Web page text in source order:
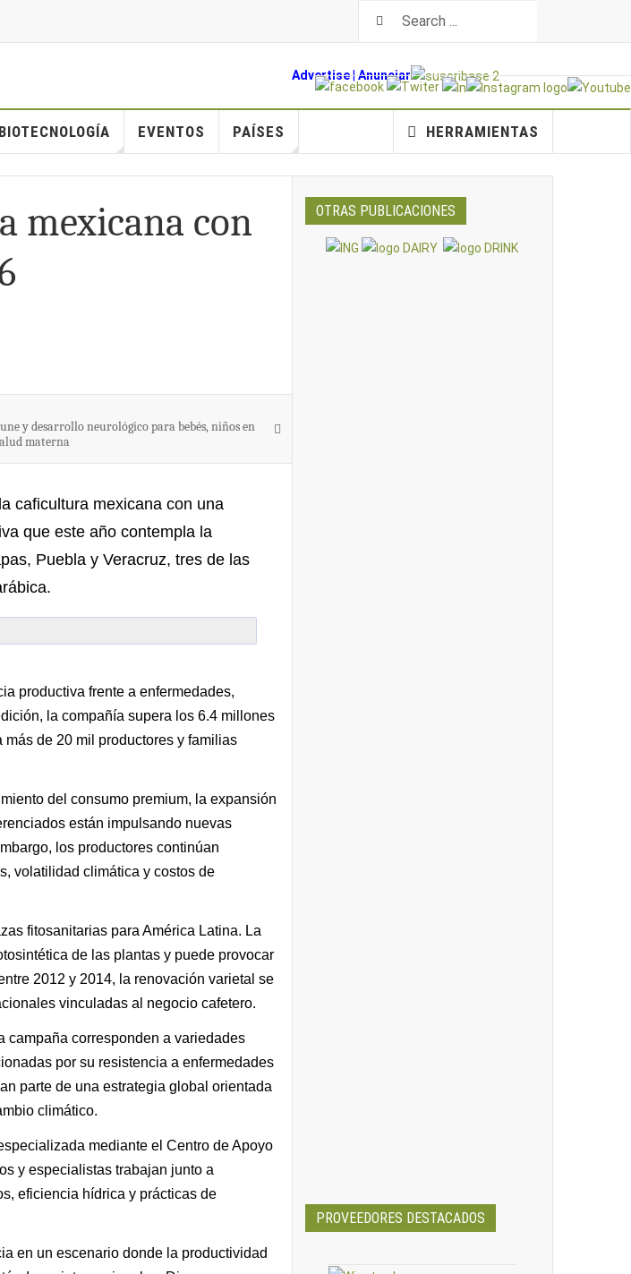
Advertise|Anunciar
BIOTECNOLOGÍA EVENTOS PAÍSES HERRAMIENTAS
mexicana con
y desarrollo neurológico para bebés, niños en
materna
caficultura mexicana con una
que este año contempla la
Puebla y Veracruz, tres de las
productiva frente a enfermedades,
la compañía supera los 6.4 millones
de 20 mil productores y familias
del consumo premium, la expansión
están impulsando nuevas
los productores continúan
volatilidad climática y costos de
fitosanitarias para América Latina. La
de las plantas y puede provocar
2012 y 2014, la renovación varietal se
vinculadas al negocio cafetero.
campaña corresponden a variedades
por su resistencia a enfermedades
parte de una estrategia global orientada
climático.
mediante el Centro de Apoyo
y especialistas trabajan junto a
eficiencia hídrica y prácticas de
en un escenario donde la productividad
OTRAS PUBLICACIONES
PROVEEDORES DESTACADOS